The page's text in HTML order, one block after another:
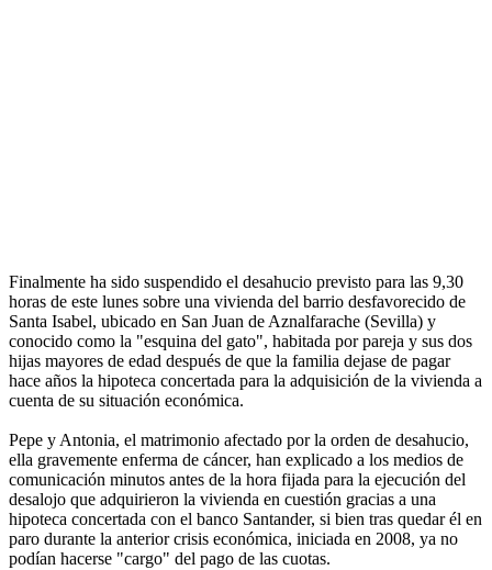
Finalmente ha sido suspendido el desahucio previsto para las 9,30
horas de este lunes sobre una vivienda del barrio desfavorecido de
Santa Isabel, ubicado en San Juan de Aznalfarache (Sevilla) y
conocido como la "esquina del gato", habitada por pareja y sus dos
hijas mayores de edad después de que la familia dejase de pagar
hace años la hipoteca concertada para la adquisición de la vivienda a
cuenta de su situación económica.
Pepe y Antonia, el matrimonio afectado por la orden de desahucio,
ella gravemente enferma de cáncer, han explicado a los medios de
comunicación minutos antes de la hora fijada para la ejecución del
desalojo que adquirieron la vivienda en cuestión gracias a una
hipoteca concertada con el banco Santander, si bien tras quedar él en
paro durante la anterior crisis económica, iniciada en 2008, ya no
podían hacerse "cargo" del pago de las cuotas.